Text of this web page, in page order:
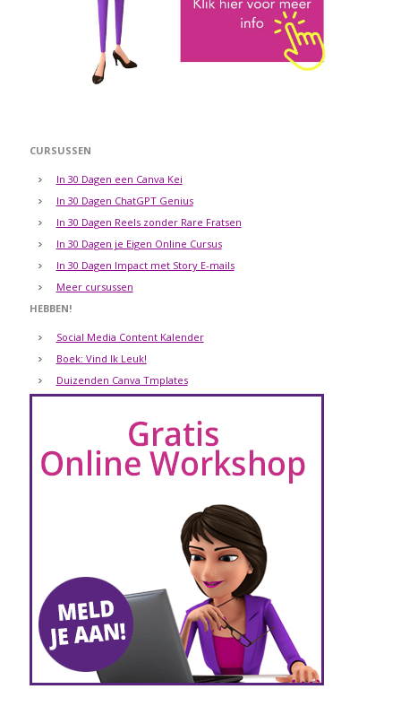
CURSUSSEN
In 30 Dagen een Canva Kei
In 30 Dagen ChatGPT Genius
In 30 Dagen Reels zonder Rare Fratsen
In 30 Dagen je Eigen Online Cursus
In 30 Dagen Impact met Story E-mails
Meer cursussen
HEBBEN!
Social Media Content Kalender
Boek: Vind Ik Leuk!
Duizenden Canva Tmplates